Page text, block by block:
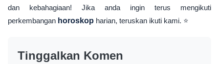
dan kebahagiaan! Jika anda ingin terus mengikuti
perkembangan horoskop harian, teruskan ikuti kami. ⭐
Tinggalkan Komen